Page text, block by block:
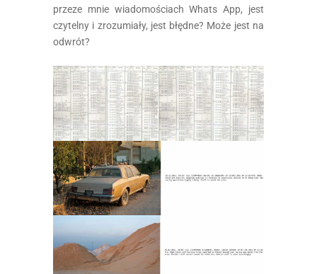
przeze mnie wiadomościach Whats App, jest
czytelny i zrozumiały, jest błędne? Może jest na
odwrót?